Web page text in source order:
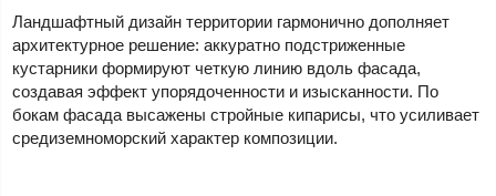
Ландшафтный дизайн территории гармонично дополняет
архитектурное решение: аккуратно подстриженные
кустарники формируют четкую линию вдоль фасада,
создавая эффект упорядоченности и изысканности. По
бокам фасада высажены стройные кипарисы, что усиливает
средиземноморский характер композиции.